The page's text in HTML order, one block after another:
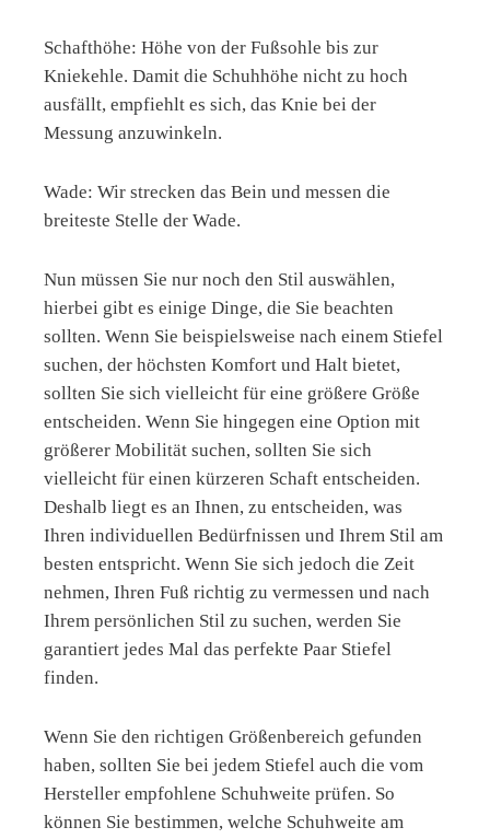
Schafthöhe: Höhe von der Fußsohle bis zur
Kniekehle. Damit die Schuhhöhe nicht zu hoch
ausfällt, empfiehlt es sich, das Knie bei der
Messung anzuwinkeln.
Wade: Wir strecken das Bein und messen die
breiteste Stelle der Wade.
Nun müssen Sie nur noch den Stil auswählen,
hierbei gibt es einige Dinge, die Sie beachten
sollten. Wenn Sie beispielsweise nach einem Stiefel
suchen, der höchsten Komfort und Halt bietet,
sollten Sie sich vielleicht für eine größere Größe
entscheiden. Wenn Sie hingegen eine Option mit
größerer Mobilität suchen, sollten Sie sich
vielleicht für einen kürzeren Schaft entscheiden.
Deshalb liegt es an Ihnen, zu entscheiden, was
Ihren individuellen Bedürfnissen und Ihrem Stil am
besten entspricht. Wenn Sie sich jedoch die Zeit
nehmen, Ihren Fuß richtig zu vermessen und nach
Ihrem persönlichen Stil zu suchen, werden Sie
garantiert jedes Mal das perfekte Paar Stiefel
finden.
Wenn Sie den richtigen Größenbereich gefunden
haben, sollten Sie bei jedem Stiefel auch die vom
Hersteller empfohlene Schuhweite prüfen. So
können Sie bestimmen, welche Schuhweite am